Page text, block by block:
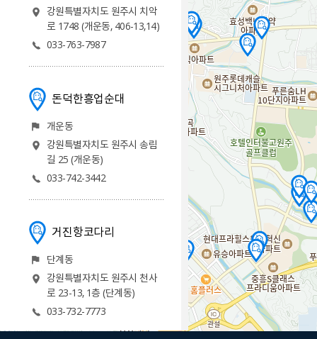
강원특별자치도 원주시 치악
로 1748 (개운동, 406-13,14)
033-763-7987
돈덕한흥업순대
개운동
강원특별자치도 원주시 송림
길 25 (개운동)
033-742-3442
거진항코다리
단계동
강원특별자치도 원주시 천사
로 23-13, 1층 (단계동)
033-732-7773